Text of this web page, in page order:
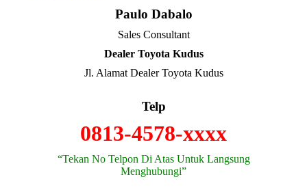
Paulo Dabalo
Sales Consultant
Dealer Toyota Kudus
Jl. Alamat Dealer Toyota Kudus
Telp
0813-4578-xxxx
“Tekan No Telpon Di Atas Untuk Langsung
Menghubungi”